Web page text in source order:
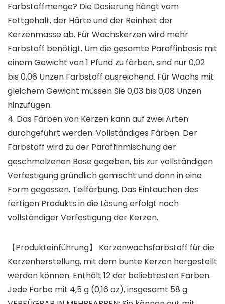
Farbstoffmenge? Die Dosierung hängt vom
Fettgehalt, der Härte und der Reinheit der
Kerzenmasse ab. Für Wachskerzen wird mehr
Farbstoff benötigt. Um die gesamte Paraffinbasis mit
einem Gewicht von 1 Pfund zu färben, sind nur 0,02
bis 0,06 Unzen Farbstoff ausreichend. Für Wachs mit
gleichem Gewicht müssen Sie 0,03 bis 0,08 Unzen
hinzufügen.
4. Das Färben von Kerzen kann auf zwei Arten
durchgeführt werden: Vollständiges Färben. Der
Farbstoff wird zu der Paraffinmischung der
geschmolzenen Base gegeben, bis zur vollständigen
Verfestigung gründlich gemischt und dann in eine
Form gegossen. Teilfärbung. Das Eintauchen des
fertigen Produkts in die Lösung erfolgt nach
vollständiger Verfestigung der Kerzen.
【Produkteinführung】 Kerzenwachsfarbstoff für die
Kerzenherstellung, mit dem bunte Kerzen hergestellt
werden können. Enthält 12 der beliebtesten Farben.
Jede Farbe mit 4,5 g (0,16 oz), insgesamt 58 g.